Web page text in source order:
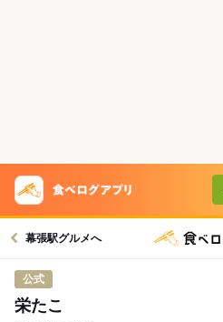
幕張駅グルメへ
公式
栄たこ